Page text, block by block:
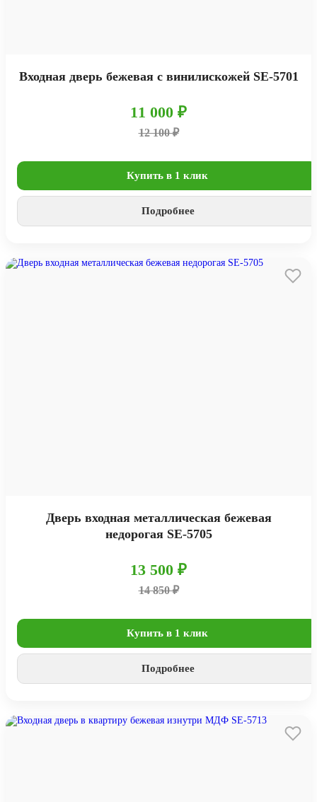
Входная дверь бежевая с винилискожей SE-5701
11 000 ₽
12 100 ₽
Купить в 1 клик
Подробнее
Дверь входная металлическая бежевая
недорогая SE-5705
13 500 ₽
14 850 ₽
Купить в 1 клик
Подробнее